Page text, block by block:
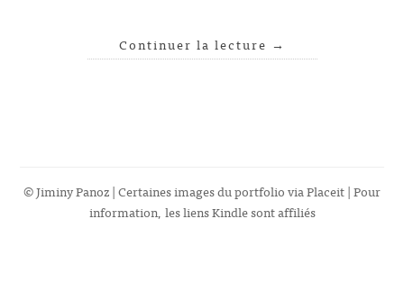
Continuer la lecture →
© Jiminy Panoz | Certaines images du portfolio viaPlaceit| Pour
information, les liens Kindle sont affiliés